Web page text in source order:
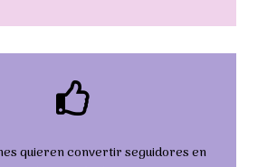

quieren convertir seguidores en